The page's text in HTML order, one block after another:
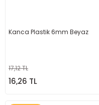
Kanca Plastik 6mm Beyaz
17,12 TL
16,26 TL